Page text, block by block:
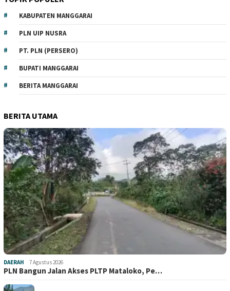
KABUPATEN MANGGARAI
PLN UIP NUSRA
PT. PLN (PERSERO)
BUPATI MANGGARAI
BERITA MANGGARAI
BERITA UTAMA
DAERAH 7 Agustus 2026
PLN Bangun Jalan Akses PLTP Mataloko, Pe…